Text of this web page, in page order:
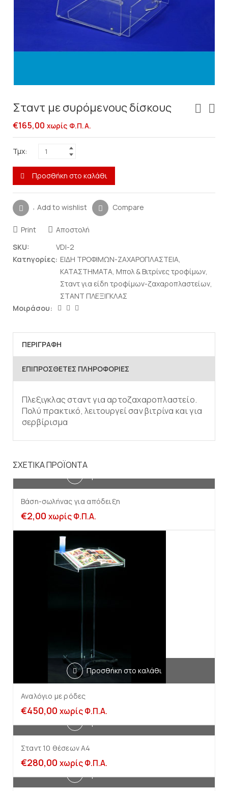
Σταντ με συρόμενους δίσκους
€165,00 χωρίς Φ.Π.Α.
Τμχ:
Προσθήκη στο καλάθι
Add to wishlist Compare
Print
Αποστολή
SKU:
VDI-2
Κατηγορίες: ΕΙΔΗ ΤΡΟΦΙΜΩΝ-ΖΑΧΑΡΟΠΛΑΣΤΕΙΑ,
ΚΑΤΑΣΤΗΜΑΤΑ, Μπολ & Βιτρίνες τροφίμων,
Σταντ για είδη τροφίμων-ζαχαροπλαστείων,
ΣΤΑΝΤ ΠΛΕΞΙΓΚΛΑΣ
Μοιράσου:
ΠΕΡΙΓΡΑΦΉ
ΕΠΙΠΡΌΣΘΕΤΕΣ ΠΛΗΡΟΦΟΡΊΕΣ
Πλεξιγκλας σταντ για αρτοζαχαροπλαστείο.
Πολύ πρακτικό, λειτουργεί σαν βιτρίνα και για
σερβίρισμα
ΣΧΕΤΙΚΆ ΠΡΟΪΌΝΤΑ
Βάση-σωλήνας για απόδειξη
€2,00 χωρίς Φ.Π.Α.
Προσθήκη στο καλάθι
Αναλόγιο με ρόδες
€450,00 χωρίς Φ.Π.Α.
Σταντ 10 θέσεων Α4
€280,00 χωρίς Φ.Π.Α.